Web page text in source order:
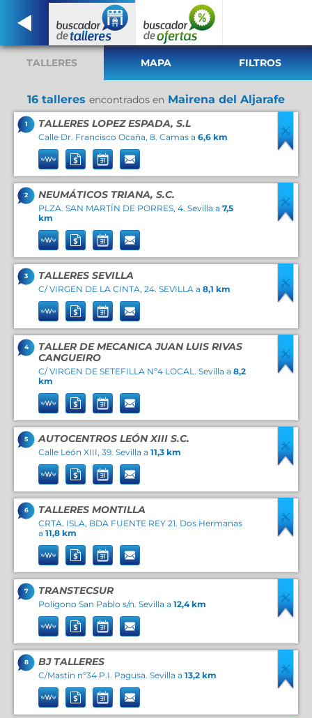
TALLERES MAPA FILTROS
16 talleres encontrados en Mairena del Aljarafe
1 TALLERES LOPEZ ESPADA, S.L
Calle Dr. Francisco Ocaña, 8. Camas a 6,6 km
2 NEUMÁTICOS TRIANA, S.C.
PLZA. SAN MARTÍN DE PORRES, 4. Sevilla a 7,5
km
3 TALLERES SEVILLA
C/ VIRGEN DE LA CINTA, 24. SEVILLA a 8,1 km
4
TALLER DE MECANICA JUAN LUIS RIVAS
CANGUEIRO
C/ VIRGEN DE SETEFILLA Nº4 LOCAL. Sevilla a 8,2
km
5 AUTOCENTROS LEÓN XIII S.C.
Calle León XIII, 39. Sevilla a 11,3 km
6 TALLERES MONTILLA
CRTA. ISLA, BDA FUENTE REY 21. Dos Hermanas
a 11,8 km
7 TRANSTECSUR
Polígono San Pablo s/n. Sevilla a 12,4 km
8 BJ TALLERES
C/Mastin nº34 P.I. Pagusa. Sevilla a 13,2 km